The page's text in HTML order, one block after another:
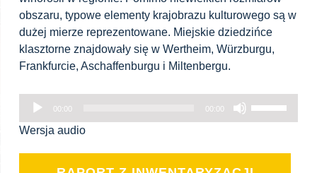
obszaru, typowe elementy krajobrazu kulturowego są w
dużej mierze reprezentowane. Miejskie dziedzińce
klasztorne znajdowały się w Wertheim, Würzburgu,
Frankfurcie, Aschaffenburgu i Miltenbergu.
Odtwarzacz
dźwiękowych
00:00 00:00
góry
oraz
Wersja audio